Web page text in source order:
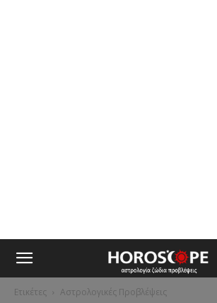
Ετικέτες Αστρολογικές Προβλέψεις